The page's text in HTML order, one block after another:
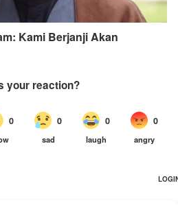
Kami Berjanji Akan